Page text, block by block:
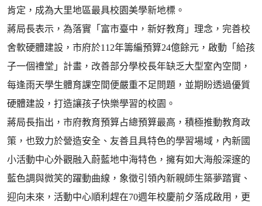
肯定，成為大里地區最具校園美學新地標。
蔣局長表示，為落實「富市臺中，新好教育」理念，完善校
舍軟硬體建設，市府於112年籌編預算24億餘元，啟動「給孩
子一個禮堂」計畫，改善部分學校長年缺乏大型室內空間，
每逢雨天學生體育課空間便嚴重不足問題，並期盼透過優質
硬體建設，打造讓孩子快樂學習的校園。
蔣局長指出，市府教育預算占總預算最高，積極推動教育政
策，也致力於營造安全、友善且具特色的學習場域，內新國
小活動中心外觀融入蔚藍地中海特色，擁有如大海般深邃的
藍色調與微笑的躍動曲線，象徵引領內新親師生築夢踏實、
迎向未來，活動中心順利趕在70週年校慶前夕落成啟用，更